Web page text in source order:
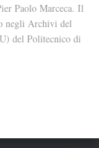
Paolo Marceca. Il
negli Archivi del
del Politecnico di